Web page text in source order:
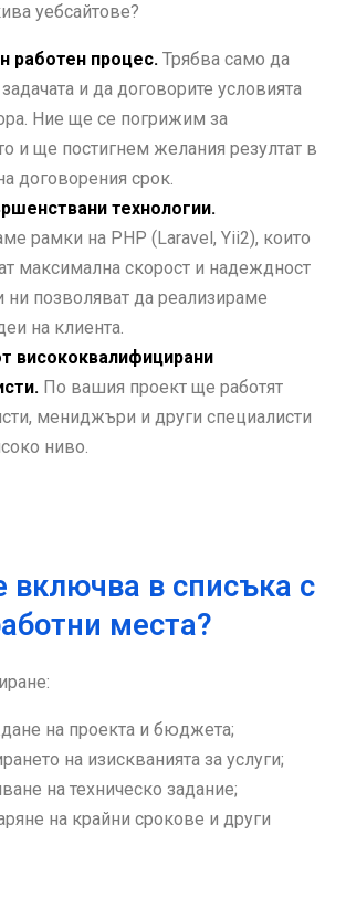
уебсайтове?
работен процес. Трябва само да
и да договорите условията
Ние ще се погрижим за
и ще постигнем желания резултат в
договорения срок.
технологии.
рамки на PHP (Laravel, Yii2), които
максимална скорост и надеждност
ни позволяват да реализираме
на клиента.
висококвалифицирани
По вашия проект ще работят
мениджъри и други специалисти
ниво.
включва в списъка с
места?
на проекта и бюджета;
на изискванията за услуги;
на техническо задание;
на крайни срокове и други